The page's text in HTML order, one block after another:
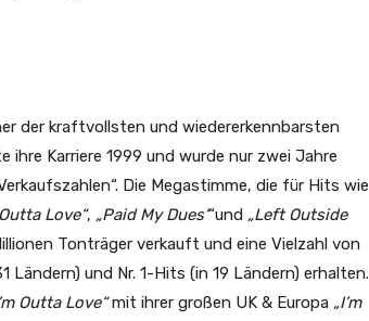
der kraftvollsten und wiedererkennbarsten
Karriere 1999 und wurde nur zwei Jahre
Die Megastimme, die für Hits wie
Outta Love“, „Paid My Dues‘“und „Left Outside
Tonträger verkauft und eine Vielzahl von
Ländern) und Nr. 1-Hits (in 19 Ländern) erhalten.
Outta Love“mit ihrer großen UK & Europa „I’m